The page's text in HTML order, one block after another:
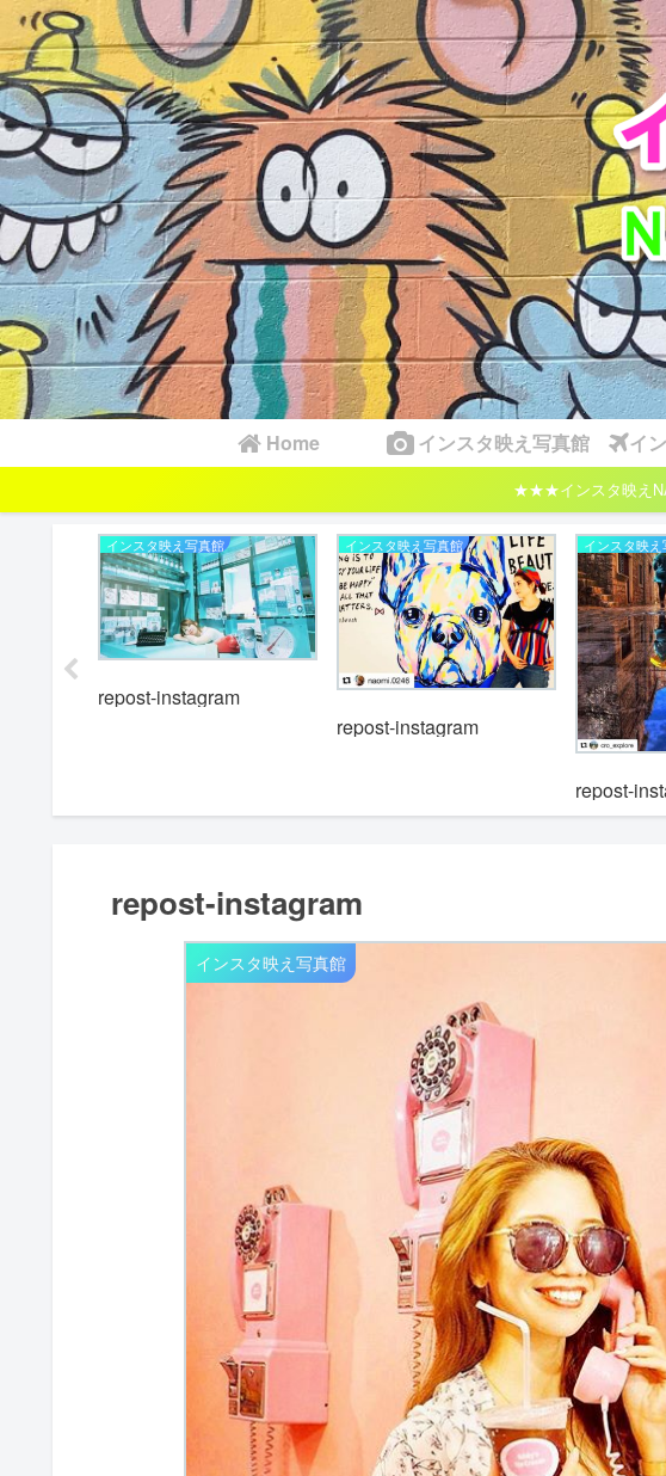
Home インスタ映え写真館 イ
★★★インスタ映え
インスタ映え写真館
repost-instagram
インスタ映え写真館
repost-instagram
インスタ映
repost-
repost-instagram
インスタ映え写真館